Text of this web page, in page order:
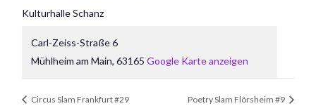
Kulturhalle Schanz
Carl-Zeiss-Straße 6
Mühlheim am Main, 63165 Google Karte anzeigen
Circus Slam Frankfurt #29 Poetry Slam Flörsheim #9